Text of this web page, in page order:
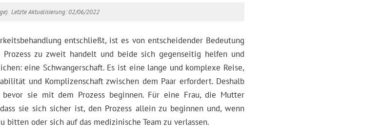
Letzte Aktualisierung: 02/06/2022
entschließt, ist es von entscheidender Bedeutung
zu zweit handelt und beide sich gegenseitig helfen und
eine Schwangerschaft. Es ist eine lange und komplexe Reise,
und Komplizenschaft zwischen dem Paar erfordert. Deshalb
sie mit dem Prozess beginnen. Für eine Frau, die Mutter
sie sich sicher ist, den Prozess allein zu beginnen und, wenn
oder sich auf das medizinische Team zu verlassen.